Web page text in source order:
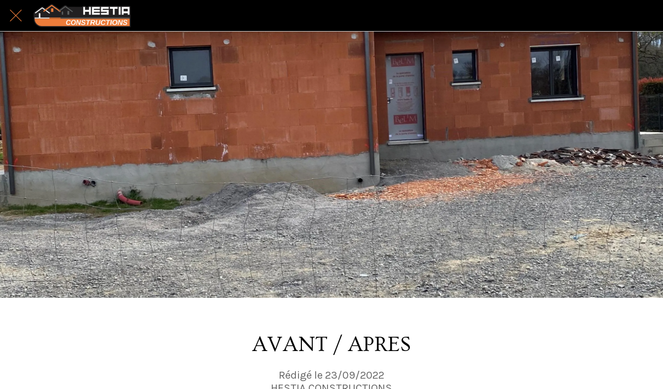
AVANT / APRES
Rédigé le 23/09/2022